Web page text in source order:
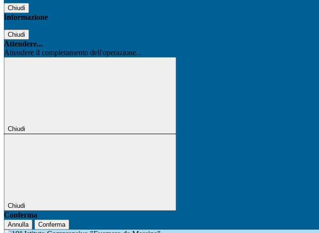
Chiudi
Informazione
Chiudi
Attendere...
Attendere il completamento dell'operazione...
Chiudi
Chiudi
Conferma
Annulla Conferma